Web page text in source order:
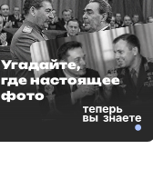
Угадайте,
где настоящее
фото